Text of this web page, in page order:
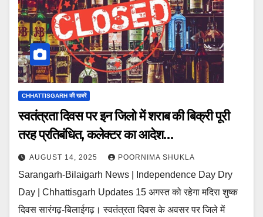
CHHATTISGARH की खबरें
स्वतंत्रता दिवस पर इन जिलो में शराब की बिक्री पूरी
तरह प्रतिबंधित, कलेक्टर का आदेश…
AUGUST 14, 2025 POORNIMA SHUKLA
Sarangarh-Bilaigarh News | Independence Day Dry
Day | Chhattisgarh Updates 15 अगस्त को रहेगा मदिरा शुष्क
दिवस सारंगढ़-बिलाईगढ़। स्वतंत्रता दिवस के अवसर पर जिले में